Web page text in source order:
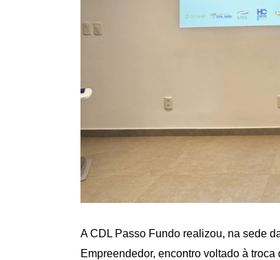
A CDL Passo Fundo realizou, na sede
Empreendedor, encontro voltado à